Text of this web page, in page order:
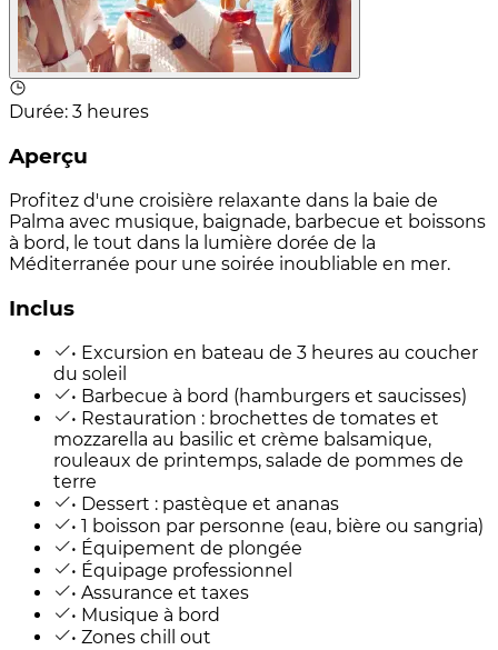
Durée: 3 heures
Aperçu
Profitez d'une croisière relaxante dans la baie de
Palma avec musique, baignade, barbecue et boissons
à bord, le tout dans la lumière dorée de la
Méditerranée pour une soirée inoubliable en mer.
Inclus
• Excursion en bateau de 3 heures au coucher
du soleil
• Barbecue à bord (hamburgers et saucisses)
• Restauration : brochettes de tomates et
mozzarella au basilic et crème balsamique,
rouleaux de printemps, salade de pommes de
terre
• Dessert : pastèque et ananas
• 1 boisson par personne (eau, bière ou sangria)
• Équipement de plongée
• Équipage professionnel
• Assurance et taxes
• Musique à bord
• Zones chill out